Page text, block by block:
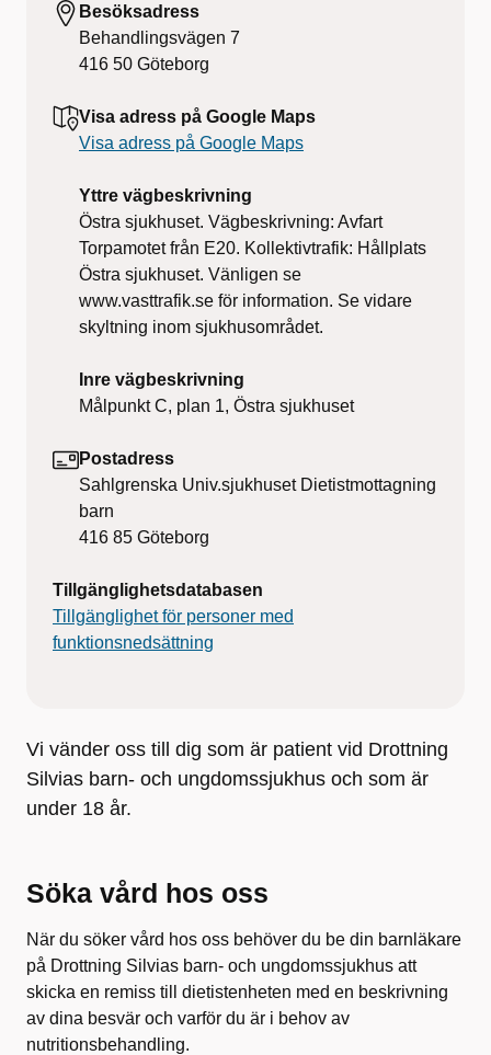
Besöksadress
Behandlingsvägen 7
416 50 Göteborg
Visa adress på Google Maps
Visa adress på Google Maps
Yttre vägbeskrivning
Östra sjukhuset. Vägbeskrivning: Avfart
Torpamotet från E20. Kollektivtrafik: Hållplats
Östra sjukhuset. Vänligen se
www.vasttrafik.se för information. Se vidare
skyltning inom sjukhusområdet.
Inre vägbeskrivning
Målpunkt C, plan 1, Östra sjukhuset
Postadress
Sahlgrenska Univ.sjukhuset Dietistmottagning
barn
416 85 Göteborg
Tillgänglighetsdatabasen
Tillgänglighet för personer med
funktionsnedsättning
Vi vänder oss till dig som är patient vid Drottning
Silvias barn- och ungdomssjukhus och som är
under 18 år.
Söka vård hos oss
När du söker vård hos oss behöver du be din barnläkare
på Drottning Silvias barn- och ungdomssjukhus att
skicka en remiss till dietistenheten med en beskrivning
av dina besvär och varför du är i behov av
nutritionsbehandling.